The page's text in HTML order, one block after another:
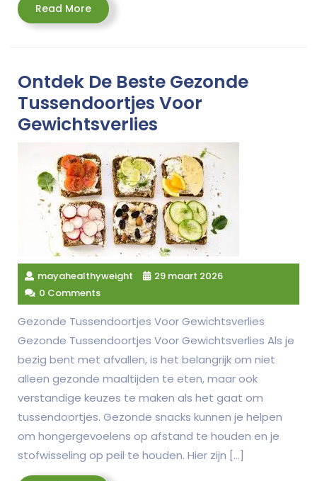
Read MoreRead
More
Ontdek De Beste Gezonde
Tussendoortjes Voor
Gewichtsverlies
mayahealthyweight
29 maart 2026
0 Comments
Gezonde Tussendoortjes Voor Gewichtsverlies
Gezonde Tussendoortjes Voor Gewichtsverlies Als je
bezig bent met afvallen, is het belangrijk om niet
alleen gezonde maaltijden te eten, maar ook
verstandige keuzes te maken als het gaat om
tussendoortjes. Gezonde snacks kunnen je helpen
om hongergevoelens op afstand te houden en je
stofwisseling op peil te houden. Hier zijn […]